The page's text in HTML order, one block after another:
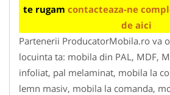
te rugam contacteaza-ne
de aici
Partenerii ProducatorMobila.ro va
locuinta ta: mobila din PAL, MDF,
infoliat, pal melaminat, mobila la
lemn masiv, mobila la comanda,